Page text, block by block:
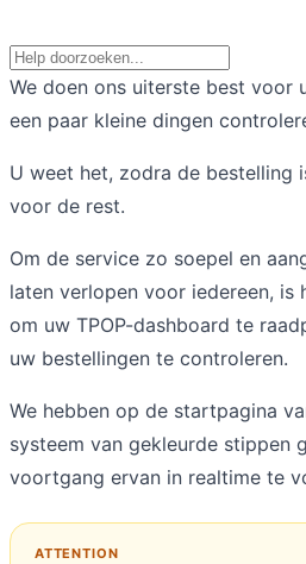
We doen ons uiterste best voor
een paar kleine dingen
U weet het, zodra de bestelling
voor de rest.
Om de service zo soepel en
laten verlopen voor iedereen, is
om uw TPOP-dashboard te
uw bestellingen te controleren.
We hebben op de startpagina
systeem van gekleurde stippen
voortgang ervan in realtime te